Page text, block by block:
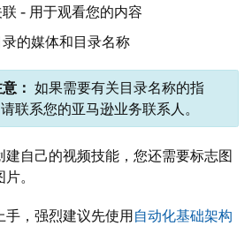
- 用于观看您的内容
的媒体和目录名称
： 如果需要有关目录名称的指
联系您的亚马逊业务联系人。
建自己的视频技能，您还需要标志图
。
手，强烈建议先使用自动化基础架构